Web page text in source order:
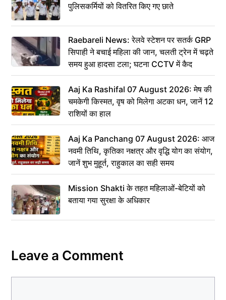
पुलिसकर्मियों को वितरित किए गए छाते
Raebareli News: रेलवे स्टेशन पर सतर्क GRP
सिपाही ने बचाई महिला की जान, चलती ट्रेन में चढ़ते
समय हुआ हादसा टला; घटना CCTV में कैद
Aaj Ka Rashifal 07 August 2026: मेष की
चमकेगी किस्मत, वृष को मिलेगा अटका धन, जानें 12
राशियों का हाल
Aaj Ka Panchang 07 August 2026: आज
नवमी तिथि, कृतिका नक्षत्र और वृद्धि योग का संयोग,
जानें शुभ मुहूर्त, राहुकाल का सही समय
Mission Shakti के तहत महिलाओं-बेटियों को
बताया गया सुरक्षा के अधिकार
Leave a Comment